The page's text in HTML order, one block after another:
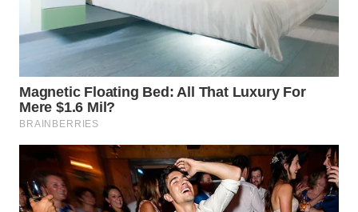
WN
TANJUNG
WN
KARO
WN
SIMALUNGUN